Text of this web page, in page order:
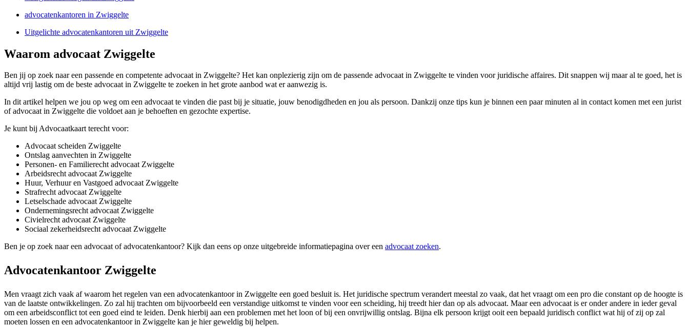
advocatenkantoren in Zwiggelte
Uitgelichte advocatenkantoren uit Zwiggelte
Waarom advocaat Zwiggelte
Ben jij op zoek naar een passende en competente advocaat in Zwiggelte? Het kan onplezierig zijn om de passende advocaat in Zwiggelte te vinden voor juridische affaires. Dit snappen wij maar al te goed, het is
altijd vrij lastig om de beste advocaat in Zwiggelte te zoeken in het grote aanbod wat er aanwezig is.
In dit artikel helpen we jou op weg om een advocaat te vinden die past bij je situatie, jouw benodigdheden en jou als persoon. Dankzij onze tips kun je binnen een paar minuten al in contact komen met een jurist
of advocaat in Zwiggelte die voldoet aan je behoeften en gezochte expertise.
Je kunt bij Advocaatkaart terecht voor:
Advocaat scheiden Zwiggelte
Ontslag aanvechten in Zwiggelte
Personen- en Familierecht advocaat Zwiggelte
Arbeidsrecht advocaat Zwiggelte
Huur, Verhuur en Vastgoed advocaat Zwiggelte
Strafrecht advocaat Zwiggelte
Letselschade advocaat Zwiggelte
Ondernemingsrecht advocaat Zwiggelte
Civielrecht advocaat Zwiggelte
Sociaal zekerheidsrecht advocaat Zwiggelte
Ben je op zoek naar een advocaat of advocatenkantoor? Kijk dan eens op onze uitgebreide informatiepagina over een advocaat zoeken.
Advocatenkantoor Zwiggelte
Men vraagt zich vaak af waarom het regelen van een advocatenkantoor in Zwiggelte een goed besluit is. Het juridische spectrum verandert meestal zo vaak, dat het vraagt om een pro die constant op de hoogte is
van de laatste ontwikkelingen. Zo zal hij trachten om bijvoorbeeld een verstandige uitkomst te vinden voor een scheiding, hij treedt hier dan op als advocaat. Maar een advocaat is er onder andere in ieder geval
om een arbeidsconflict tot een goed eind te leiden. Denk hierbij aan een problemen met het loon of bij een onvrijwillig ontslag. Bijna elk persoon krijgt ooit een bepaald juridisch conflict wat hij of zij op zal
moeten lossen en een advocatenkantoor in Zwiggelte kan je hier geweldig bij helpen.